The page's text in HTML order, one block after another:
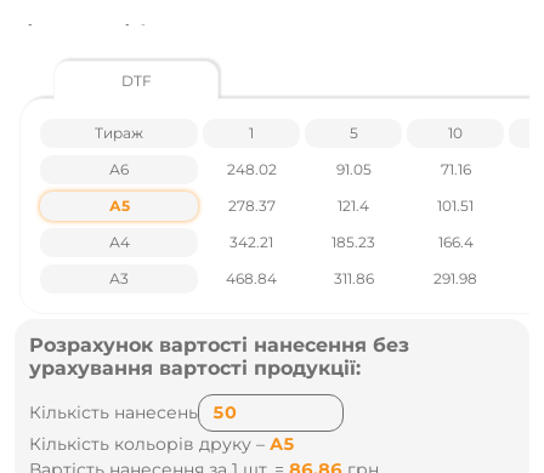
Ціни вказані без урахування ПДВ.
Наявність і ціни уточнюйте у наших менеджерів по тел
.: +38 095 931 76 31
DTF
Тираж 1 5
10
А6
248.02 91.05 71.16
А5
278.37 121.4 101.51
А4
342.21 185.23 166.4
А3
468.84 311.86 291.98
Розрахунок вартості нанесення без
урахування вартості продукції:
Кількість нанесень
Кількість кольорів друку – А5